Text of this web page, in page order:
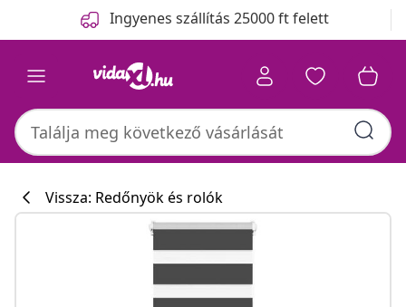
Ingyenes szállítás 25000 ft felett
Vissza: Redőnyök és rolók